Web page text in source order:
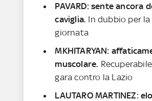
PAVARD: sente ancora
caviglia. In dubbio per la
giornata
MKHITARYAN:
muscolare.
gara contro la Lazio
LAUTARO MARTINEZ: